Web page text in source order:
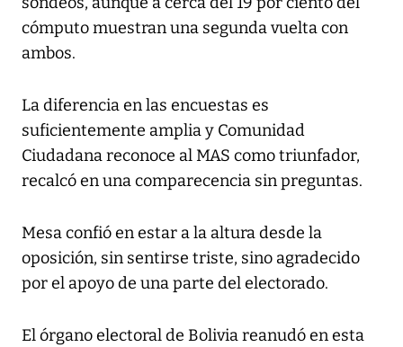
cómputo muestran una segunda vuelta con
ambos.
La diferencia en las encuestas es
suficientemente amplia y Comunidad
Ciudadana reconoce al MAS como triunfador,
recalcó en una comparecencia sin preguntas.
Mesa confió en estar a la altura desde la
oposición, sin sentirse triste, sino agradecido
por el apoyo de una parte del electorado.
El órgano electoral de Bolivia reanudó en esta